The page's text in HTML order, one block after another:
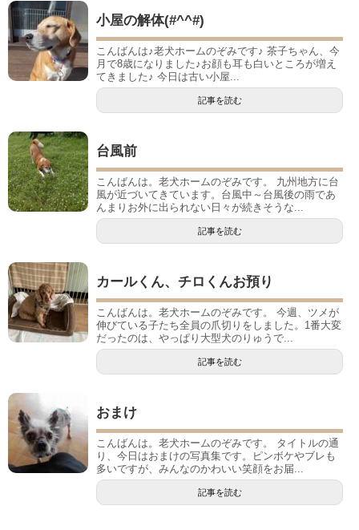
小屋の解体(#^^#)
こんばんは♪老犬ホームのぞみです♪ 茶子ちゃん、今
月で8歳になりました♪お顔も耳も白いところが増え
てきました♪ 今日は古い小屋...
記事を読む
台風前
こんばんは。老犬ホームのぞみです。 九州地方に台
風が近づいてきています。台風中～台風後の雨であ
んまりお外に出られない日々が続きそうな...
記事を読む
カールくん、チロくんお預り
こんばんは。老犬ホームのぞみです。 今週、ツメが
伸びている子たち全員の爪切りをしました。1番大変
だったのは、やっぱり大型犬のりゅうで...
記事を読む
おまけ
こんばんは。老犬ホームのぞみです。 タイトルの通
り、今日はおまけの写真集です。ピンボケやブレも
多いですが、みんなのかわいい笑顔をお届...
記事を読む